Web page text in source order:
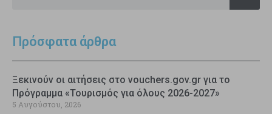
Πρόσφατα άρθρα
Ξεκινούν οι αιτήσεις στο vouchers.gov.gr για το
Πρόγραμμα «Τουρισμός για όλους 2026-2027»
5 Αυγούστου, 2026